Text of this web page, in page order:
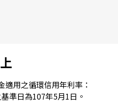
適用之循環信用年利率：
準日為107年5月1日。